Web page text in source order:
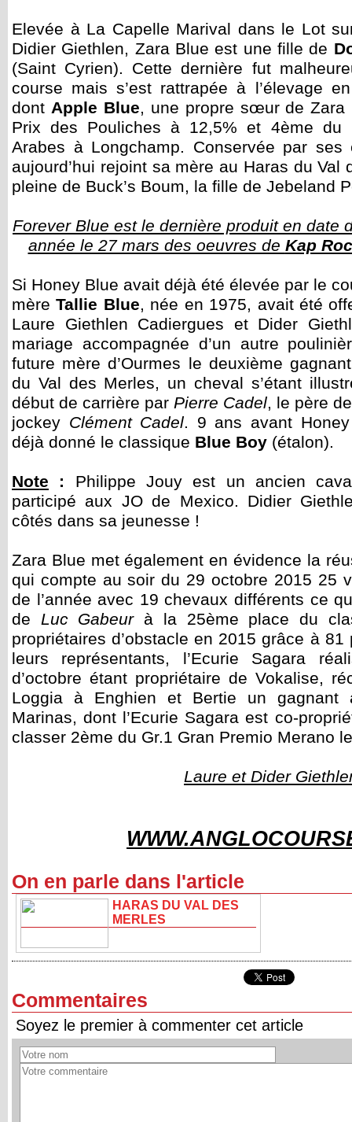
Elevée à La Capelle Marival dans le Lot
Didier Giethlen, Zara Blue est une fille de
(Saint Cyrien). Cette dernière fut
course mais s’est rattrapée à l’élevage
dont Apple Blue, une propre sœur de Zara
Prix des Pouliches à 12,5% et 4ème du
Arabes à Longchamp. Conservée par
aujourd’hui rejoint sa mère au Haras du Val
pleine de Buck’s Boum, la fille de Jebeland
Forever Blue est le dernière produit en date
année le 27 mars des oeuvres de Kap
Si Honey Blue avait déjà été élevée par le
mèreTallie Blue, née en 1975, avait été
Laure Giethlen Cadiergues et Dider
mariage accompagnée d’un autre
future mère d’Ourmes le deuxième
du Val des Merles, un cheval s’étant
début de carrière par Pierre Cadel, le père
jockey Clément Cadel. 9 ans avant
déjà donné le classique Blue Boy (étalon).
Note : Philippe Jouy est un ancien
participé aux JO de Mexico. Didier
côtés dans sa jeunesse !
Zara Blue met également en évidence la
qui compte au soir du 29 octobre 2015 25
de l’année avec 19 chevaux différents ce
de Luc Gabeurà la 25ème place du
propriétaires d’obstacle en 2015 grâce à
leurs représentants, l’Ecurie Sagara
d’octobre étant propriétaire de Vokalise,
Loggia à Enghien et Bertie un gagnant
Marinas, dont l’Ecurie Sagara est co-
classer 2ème du Gr.1 Gran Premio Merano
Laure et Dider
On en parle dans l'article
HARAS DU VAL DES
MERLES
Commentaires
Soyez le premier à commenter cet article